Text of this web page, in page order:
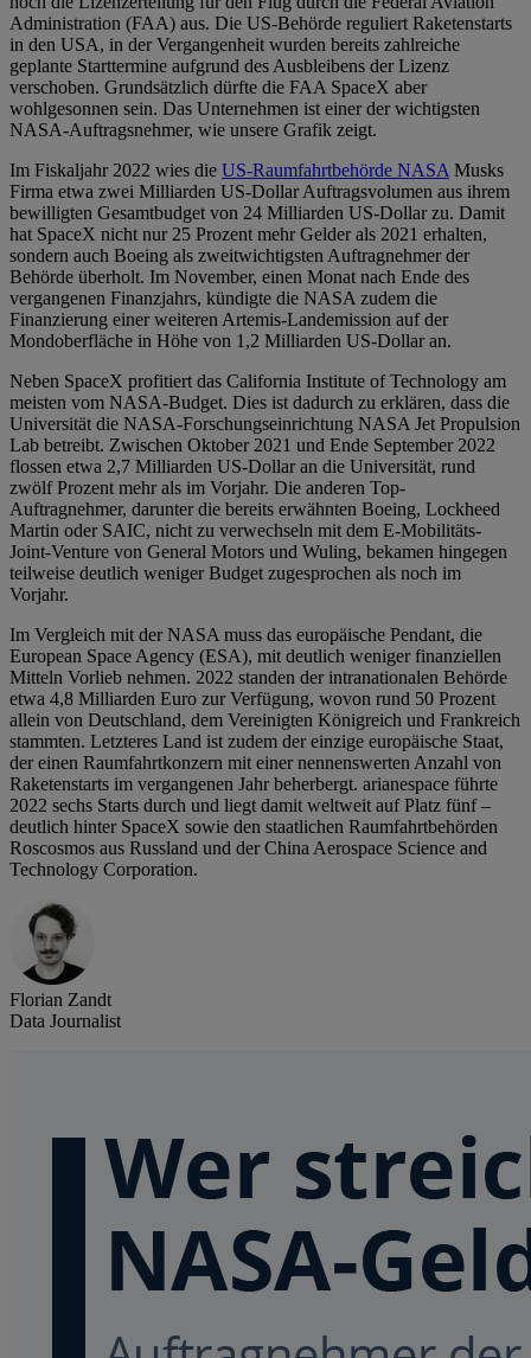
Administration (FAA) aus. Die US-Behörde reguliert Raketenstarts
in den USA, in der Vergangenheit wurden bereits zahlreiche
geplante Starttermine aufgrund des Ausbleibens der Lizenz
verschoben. Grundsätzlich dürfte die FAA SpaceX aber
wohlgesonnen sein. Das Unternehmen ist einer der wichtigsten
NASA-Auftragsnehmer, wie unsere Grafik zeigt.
Im Fiskaljahr 2022 wies die US-Raumfahrtbehörde NASAMusks
Firma etwa zwei Milliarden US-Dollar Auftragsvolumen aus ihrem
bewilligten Gesamtbudget von 24 Milliarden US-Dollar zu. Damit
hat SpaceX nicht nur 25 Prozent mehr Gelder als 2021 erhalten,
sondern auch Boeing als zweitwichtigsten Auftragnehmer der
Behörde überholt. Im November, einen Monat nach Ende des
vergangenen Finanzjahrs, kündigte die NASA zudem die
Finanzierung einer weiteren Artemis-Landemission auf der
Mondoberfläche in Höhe von 1,2 Milliarden US-Dollar an.
Neben SpaceX profitiert das California Institute of Technology am
meisten vom NASA-Budget. Dies ist dadurch zu erklären, dass die
Universität die NASA-Forschungseinrichtung NASA Jet Propulsion
Lab betreibt. Zwischen Oktober 2021 und Ende September 2022
flossen etwa 2,7 Milliarden US-Dollar an die Universität, rund
zwölf Prozent mehr als im Vorjahr. Die anderen Top-
Auftragnehmer, darunter die bereits erwähnten Boeing, Lockheed
Martin oder SAIC, nicht zu verwechseln mit dem E-Mobilitäts-
Joint-Venture von General Motors und Wuling, bekamen hingegen
teilweise deutlich weniger Budget zugesprochen als noch im
Vorjahr.
Im Vergleich mit der NASA muss das europäische Pendant, die
European Space Agency (ESA), mit deutlich weniger finanziellen
Mitteln Vorlieb nehmen. 2022 standen der intranationalen Behörde
etwa 4,8 Milliarden Euro zur Verfügung, wovon rund 50 Prozent
allein von Deutschland, dem Vereinigten Königreich und Frankreich
stammten. Letzteres Land ist zudem der einzige europäische Staat,
der einen Raumfahrtkonzern mit einer nennenswerten Anzahl von
Raketenstarts im vergangenen Jahr beherbergt. arianespace führte
2022 sechs Starts durch und liegt damit weltweit auf Platz fünf –
deutlich hinter SpaceX sowie den staatlichen Raumfahrtbehörden
Roscosmos aus Russland und der China Aerospace Science and
Technology Corporation.
Florian Zandt
Data Journalist